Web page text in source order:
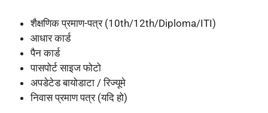
शैक्षणिक प्रमाण-पत्र (10th/12th/Diploma/ITI)
आधार कार्ड
पैन कार्ड
पासपोर्ट साइज फोटो
अपडेटेड बायोडाटा / रिज्यूमे
निवास प्रमाण पत्र (यदि हो)